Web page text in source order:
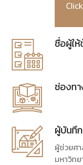
ชื่อผู้ใ
ช่องท
ผู้บันทึ
ผู้ช่วยศ
มหาวิทย